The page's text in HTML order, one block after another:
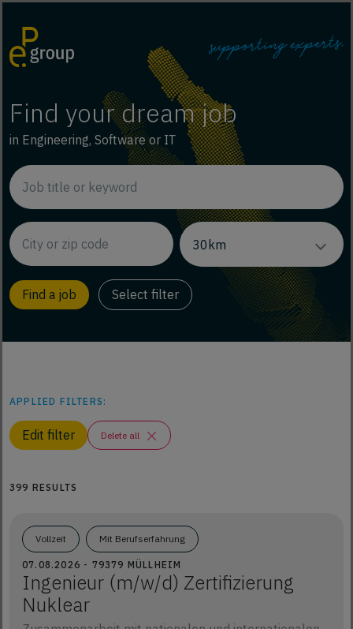
Find your dream job
in Engineering, Software or IT
Select filter
APPLIED FILTERS:
Edit filter Delete all
399 RESULTS
Vollzeit Mit Berufserfahrung
07.08.2026 - 79379 MÜLLHEIM
Ingenieur (m/w/d) Zertifizierung
Nuklear